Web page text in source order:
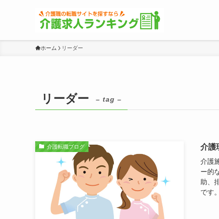
ホーム リーダー
リーダー – tag –
介護転職ブログ 介護
介護
ー的
助、
です